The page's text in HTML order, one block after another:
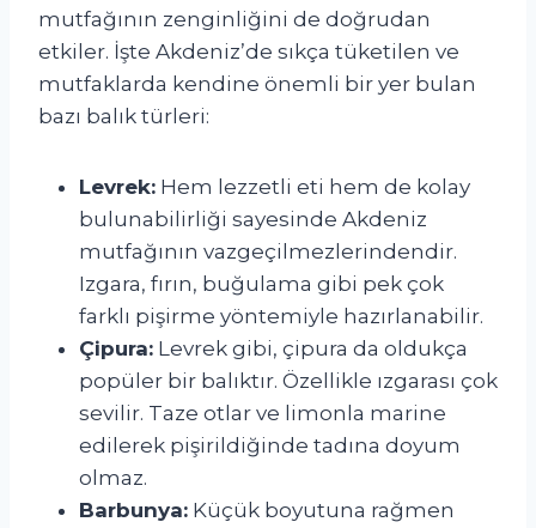
mutfağının zenginliğini de doğrudan
etkiler. İşte Akdeniz’de sıkça tüketilen ve
mutfaklarda kendine önemli bir yer bulan
bazı balık türleri:
Levrek: Hem lezzetli eti hem de kolay
bulunabilirliği sayesinde Akdeniz
mutfağının vazgeçilmezlerindendir.
Izgara, fırın, buğulama gibi pek çok
farklı pişirme yöntemiyle hazırlanabilir.
Çipura: Levrek gibi, çipura da oldukça
popüler bir balıktır. Özellikle ızgarası çok
sevilir. Taze otlar ve limonla marine
edilerek pişirildiğinde tadına doyum
olmaz.
Barbunya: Küçük boyutuna rağmen